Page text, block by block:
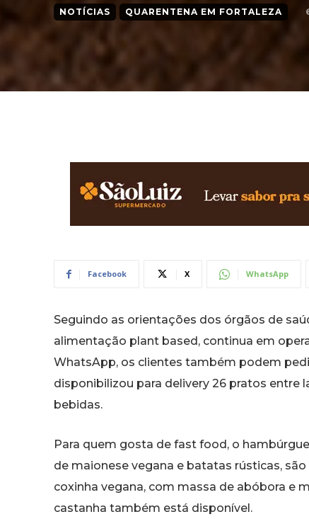
NOTÍCIAS QUARENTENA EM FORTALEZA
Facebook X WhatsApp
Seguindo as orientações dos órgãos de
alimentação plant based, continua em
WhatsApp, os clientes também podem
disponibilizou para delivery 26 pratos entre
bebidas.
Para quem gosta de fast food, o
de maionese vegana e batatas rústicas,
coxinha vegana, com massa de abóbora e
castanha também está disponível.